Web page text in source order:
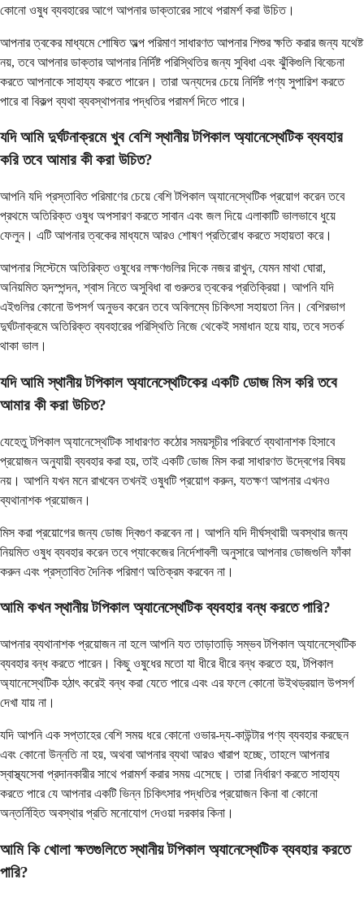
কোনো ওষুধ ব্যবহারের আগে আপনার ডাক্তারের সাথে পরামর্শ করা উচিত।
আপনার ত্বকের মাধ্যমে শোষিত অল্প পরিমাণ সাধারণত আপনার শিশুর ক্ষতি করার জন্য যথেষ্ট
নয়, তবে আপনার ডাক্তার আপনার নির্দিষ্ট পরিস্থিতির জন্য সুবিধা এবং ঝুঁকিগুলি বিবেচনা
করতে আপনাকে সাহায্য করতে পারেন। তারা অন্যদের চেয়ে নির্দিষ্ট পণ্য সুপারিশ করতে
পারে বা বিকল্প ব্যথা ব্যবস্থাপনার পদ্ধতির পরামর্শ দিতে পারে।
যদি আমি দুর্ঘটনাক্রমে খুব বেশি স্থানীয় টপিকাল অ্যানেস্থেটিক ব্যবহার
করি তবে আমার কী করা উচিত?
আপনি যদি প্রস্তাবিত পরিমাণের চেয়ে বেশি টপিকাল অ্যানেস্থেটিক প্রয়োগ করেন তবে
প্রথমে অতিরিক্ত ওষুধ অপসারণ করতে সাবান এবং জল দিয়ে এলাকাটি ভালভাবে ধুয়ে
ফেলুন। এটি আপনার ত্বকের মাধ্যমে আরও শোষণ প্রতিরোধ করতে সহায়তা করে।
আপনার সিস্টেমে অতিরিক্ত ওষুধের লক্ষণগুলির দিকে নজর রাখুন, যেমন মাথা ঘোরা,
অনিয়মিত হৃদস্পন্দন, শ্বাস নিতে অসুবিধা বা গুরুতর ত্বকের প্রতিক্রিয়া। আপনি যদি
এইগুলির কোনো উপসর্গ অনুভব করেন তবে অবিলম্বে চিকিৎসা সহায়তা নিন। বেশিরভাগ
দুর্ঘটনাক্রমে অতিরিক্ত ব্যবহারের পরিস্থিতি নিজে থেকেই সমাধান হয়ে যায়, তবে সতর্ক
থাকা ভাল।
যদি আমি স্থানীয় টপিকাল অ্যানেস্থেটিকের একটি ডোজ মিস করি তবে
আমার কী করা উচিত?
যেহেতু টপিকাল অ্যানেস্থেটিক সাধারণত কঠোর সময়সূচীর পরিবর্তে ব্যথানাশক হিসাবে
প্রয়োজন অনুযায়ী ব্যবহার করা হয়, তাই একটি ডোজ মিস করা সাধারণত উদ্বেগের বিষয়
নয়। আপনি যখন মনে রাখবেন তখনই ওষুধটি প্রয়োগ করুন, যতক্ষণ আপনার এখনও
ব্যথানাশক প্রয়োজন।
মিস করা প্রয়োগের জন্য ডোজ দ্বিগুণ করবেন না। আপনি যদি দীর্ঘস্থায়ী অবস্থার জন্য
নিয়মিত ওষুধ ব্যবহার করেন তবে প্যাকেজের নির্দেশাবলী অনুসারে আপনার ডোজগুলি ফাঁকা
করুন এবং প্রস্তাবিত দৈনিক পরিমাণ অতিক্রম করবেন না।
আমি কখন স্থানীয় টপিকাল অ্যানেস্থেটিক ব্যবহার বন্ধ করতে পারি?
আপনার ব্যথানাশক প্রয়োজন না হলে আপনি যত তাড়াতাড়ি সম্ভব টপিকাল অ্যানেস্থেটিক
ব্যবহার বন্ধ করতে পারেন। কিছু ওষুধের মতো যা ধীরে ধীরে বন্ধ করতে হয়, টপিকাল
অ্যানেস্থেটিক হঠাৎ করেই বন্ধ করা যেতে পারে এবং এর ফলে কোনো উইথড্রয়াল উপসর্গ
দেখা যায় না।
যদি আপনি এক সপ্তাহের বেশি সময় ধরে কোনো ওভার-দ্য-কাউন্টার পণ্য ব্যবহার করছেন
এবং কোনো উন্নতি না হয়, অথবা আপনার ব্যথা আরও খারাপ হচ্ছে, তাহলে আপনার
স্বাস্থ্যসেবা প্রদানকারীর সাথে পরামর্শ করার সময় এসেছে। তারা নির্ধারণ করতে সাহায্য
করতে পারে যে আপনার একটি ভিন্ন চিকিৎসার পদ্ধতির প্রয়োজন কিনা বা কোনো
অন্তর্নিহিত অবস্থার প্রতি মনোযোগ দেওয়া দরকার কিনা।
আমি কি খোলা ক্ষতগুলিতে স্থানীয় টপিকাল অ্যানেস্থেটিক ব্যবহার করতে
পারি?